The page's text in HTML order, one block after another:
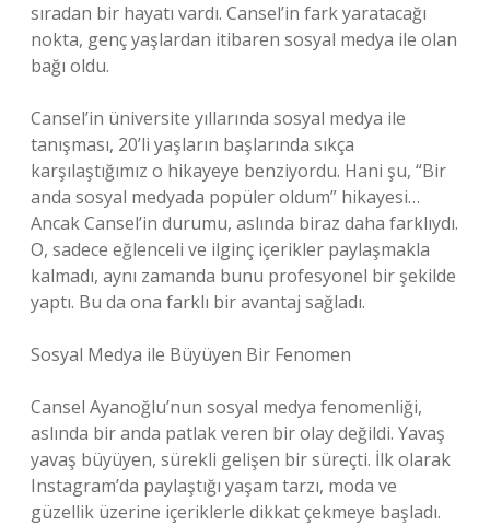
sıradan bir hayatı vardı. Cansel’in fark yaratacağı
nokta, genç yaşlardan itibaren sosyal medya ile olan
bağı oldu.
Cansel’in üniversite yıllarında sosyal medya ile
tanışması, 20’li yaşların başlarında sıkça
karşılaştığımız o hikayeye benziyordu. Hani şu, “Bir
anda sosyal medyada popüler oldum” hikayesi…
Ancak Cansel’in durumu, aslında biraz daha farklıydı.
O, sadece eğlenceli ve ilginç içerikler paylaşmakla
kalmadı, aynı zamanda bunu profesyonel bir şekilde
yaptı. Bu da ona farklı bir avantaj sağladı.
Sosyal Medya ile Büyüyen Bir Fenomen
Cansel Ayanoğlu’nun sosyal medya fenomenliği,
aslında bir anda patlak veren bir olay değildi. Yavaş
yavaş büyüyen, sürekli gelişen bir süreçti. İlk olarak
Instagram’da paylaştığı yaşam tarzı, moda ve
güzellik üzerine içeriklerle dikkat çekmeye başladı.